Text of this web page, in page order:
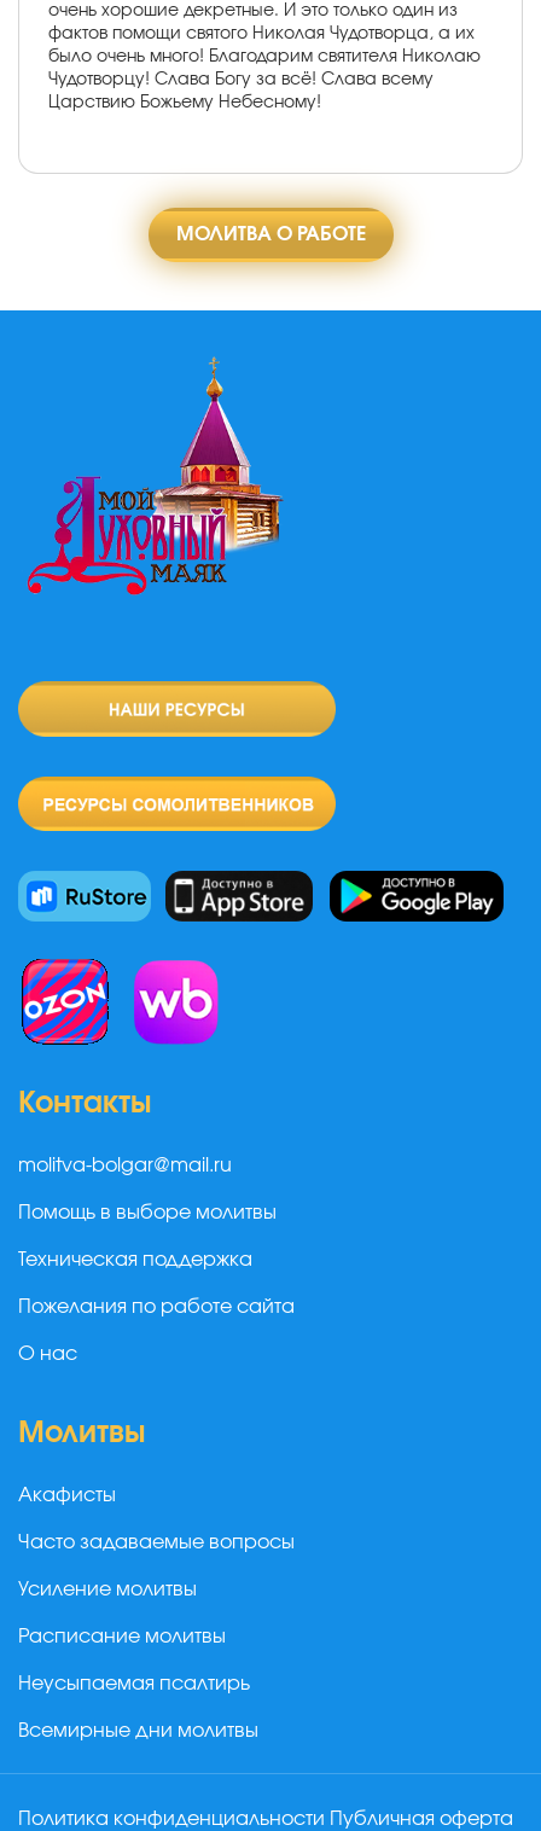
очень хорошие декретные. И это только один из
фактов помощи святого Николая Чудотворца, а их
было очень много! Благодарим святителя Николаю
Чудотворцу! Слава Богу за всё! Слава всему
Царствию Божьему Небесному!
МОЛИТВА О РАБОТЕ
Контакты
molitva-bolgar@mail.ru
Помощь в выборе молитвы
Техническая поддержка
Пожелания по работе сайта
О нас
Молитвы
Акафисты
Часто задаваемые вопросы
Усиление молитвы
Расписание молитвы
Неусыпаемая псалтирь
Всемирные дни молитвы
Политика конфиденциальности Публичная оферта